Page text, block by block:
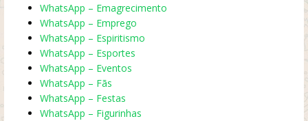
WhatsApp – Emagrecimento
WhatsApp – Emprego
WhatsApp – Espiritismo
WhatsApp – Esportes
WhatsApp – Eventos
WhatsApp – Fãs
WhatsApp – Festas
WhatsApp – Figurinhas